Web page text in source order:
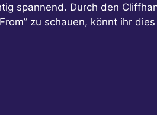
spannend. Durch den
zu schauen, könnt ihr